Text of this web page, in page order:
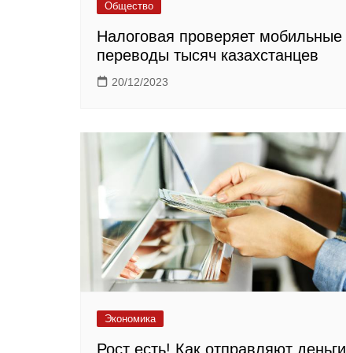
Общество
Налоговая проверяет мобильные
переводы тысяч казахстанцев
20/12/2023
Экономика
Рост есть! Как отправляют деньги